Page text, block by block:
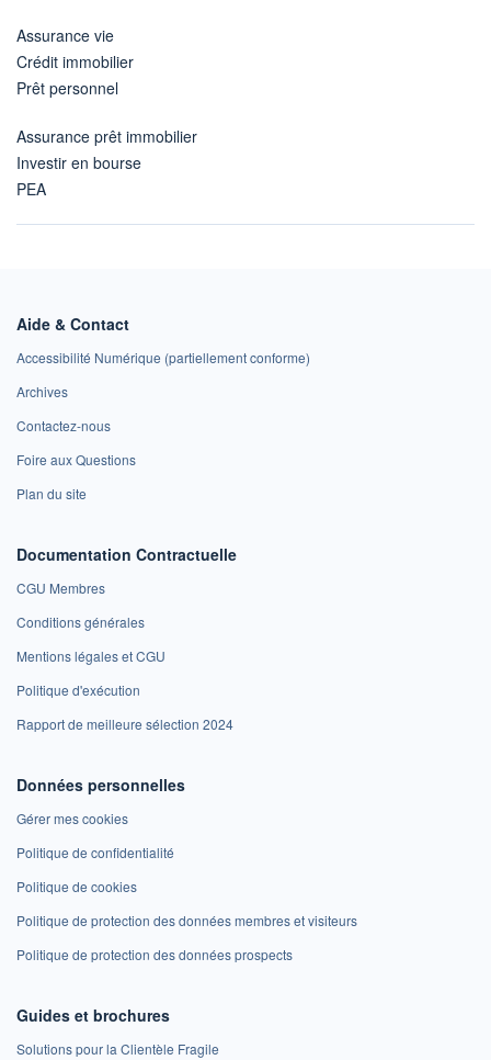
Assurance vie
Crédit immobilier
Prêt personnel
Assurance prêt immobilier
Investir en bourse
PEA
Aide & Contact
Accessibilité Numérique (partiellement conforme)
Archives
Contactez-nous
Foire aux Questions
Plan du site
Documentation Contractuelle
CGU Membres
Conditions générales
Mentions légales et CGU
Politique d'exécution
Rapport de meilleure sélection 2024
Données personnelles
Gérer mes cookies
Politique de confidentialité
Politique de cookies
Politique de protection des données membres et visiteurs
Politique de protection des données prospects
Guides et brochures
Solutions pour la Clientèle Fragile